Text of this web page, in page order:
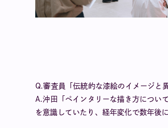
Q.審査員「伝統的な漆絵のイメージと
A.沖田「ペインタリーな描き方につい
を意識していたり、経年変化で数年後